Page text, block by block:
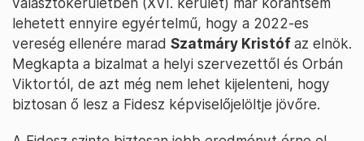
lehetett ennyire egyértelmű, hogy a 2022-es
vereség ellenére marad Szatmáry Kristófaz elnök.
Megkapta a bizalmat a helyi szervezettől és Orbán
Viktortól, de azt még nem lehet kijelenteni, hogy
biztosan ő lesz a Fidesz képviselőjelöltje jövőre.